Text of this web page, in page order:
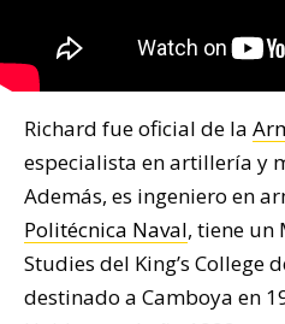
Richard fue oficial de la
especialista en artillería y
Además, es ingeniero en
Politécnica Naval, tiene un
Studies del King’s College
destinado a Camboya en